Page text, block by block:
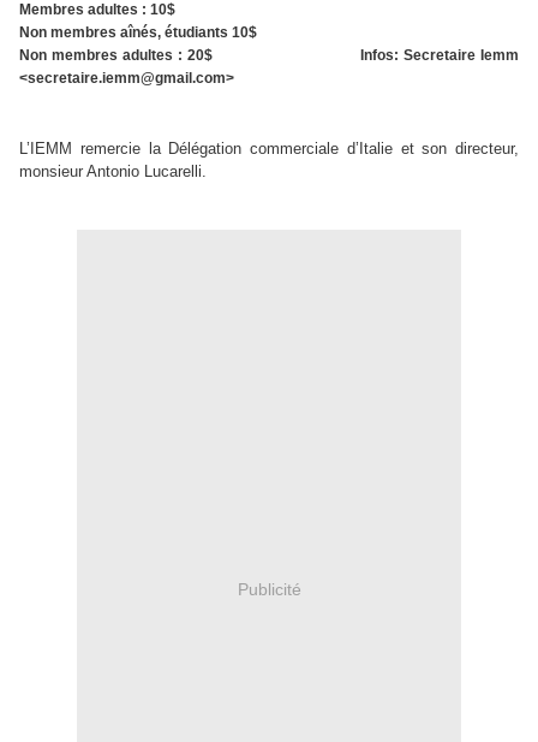
Membres adultes : 10$
Non membres aînés, étudiants 10$
Non membres adultes : 20$ Infos: Secretaire Iemm
<secretaire.iemm@gmail.com>
L’IEMM remercie la Délégation commerciale d’Italie et son directeur,
monsieur Antonio Lucarelli.
Publicité